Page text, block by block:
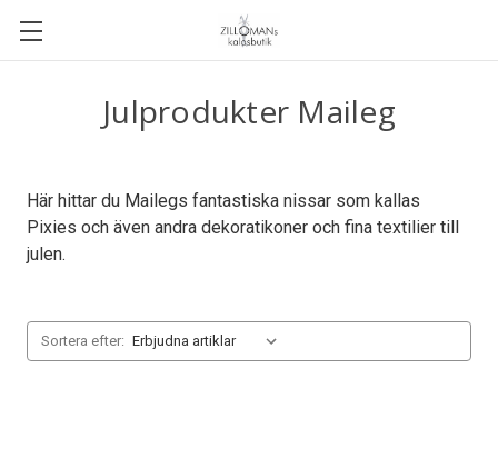
Julprodukter Maileg
Här hittar du Mailegs fantastiska nissar som kallas
Pixies och även andra dekoratikoner och fina textilier till
julen.
Sortera efter: